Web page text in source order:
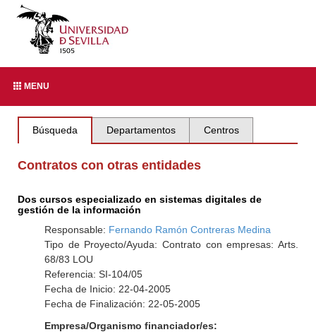
MENU
Búsqueda Departamentos Centros
Contratos con otras entidades
Dos cursos especializado en sistemas digitales de
gestión de la información
Responsable: Fernando Ramón Contreras Medina
Tipo de Proyecto/Ayuda: Contrato con empresas: Arts.
68/83 LOU
Referencia: SI-104/05
Fecha de Inicio: 22-04-2005
Fecha de Finalización: 22-05-2005
Empresa/Organismo financiador/es: